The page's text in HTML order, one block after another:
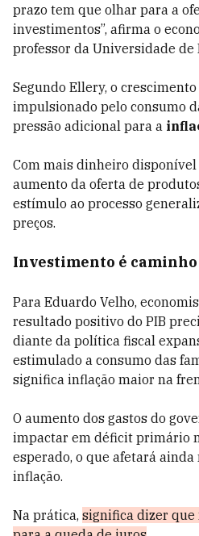
prazo tem que olhar para a
investimentos”, afirma o
professor da Universidade de
Segundo Ellery, o
impulsionado pelo consumo
pressão adicional para a
Com mais dinheiro
aumento da oferta de
estímulo ao processo
preços.
Investimento é
Para Eduardo Velho,
resultado positivo do PIB
diante da política fiscal
estimulado a consumo das
significa inflação maior na
O aumento dos gastos do
impactar em déficit primário
esperado, o que afetará
inflação.
Na prática, significa dizer que